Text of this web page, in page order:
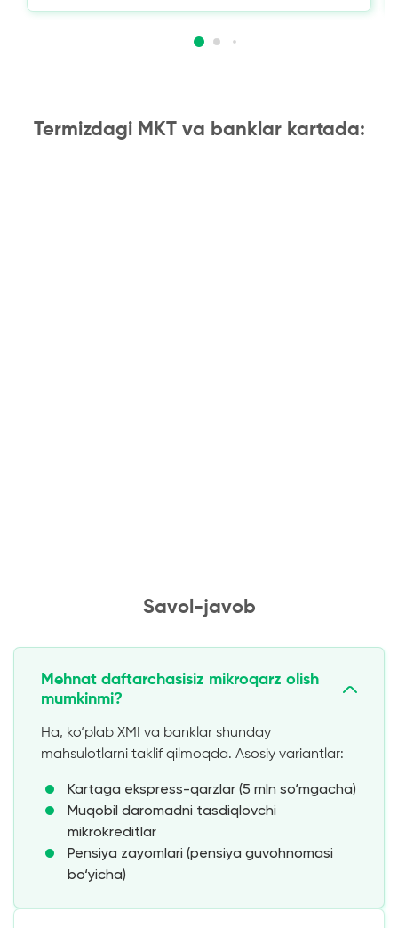
Termizdagi MKT va banklar kartada:
Savol-javob
Mehnat daftarchasisiz mikroqarz olish
mumkinmi?
Ha, ko‘plab XMI va banklar shunday
mahsulotlarni taklif qilmoqda. Asosiy variantlar:
Kartaga ekspress-qarzlar (5 mln so‘mgacha)
Muqobil daromadni tasdiqlovchi
mikrokreditlar
Pensiya zayomlari (pensiya guvohnomasi
bo‘yicha)